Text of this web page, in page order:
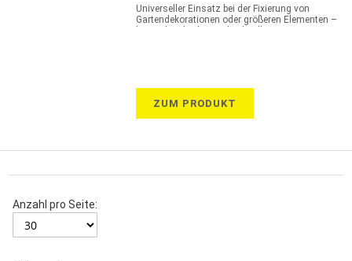
Universeller Einsatz bei der Fixierung von
Gartendekorationen oder größeren Elementen –
ZUM PRODUKT
Anzahl pro Seite: